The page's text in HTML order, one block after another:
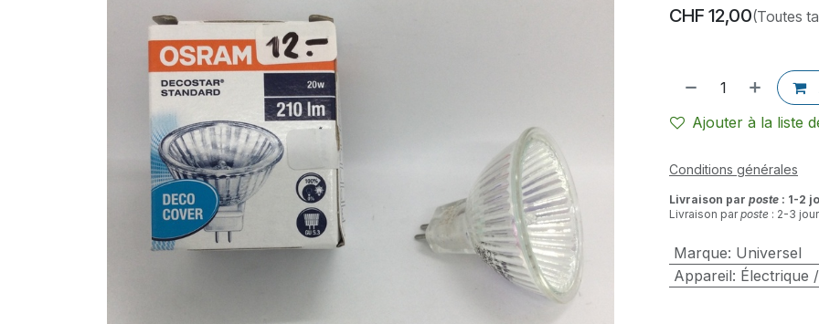
CHF 12,00(Toutes
Ajouter à la liste
Conditions générales
Livraison par poste : 1-2
Livraison parposte : 2-3
Marque: Universel
Appareil: Électrique